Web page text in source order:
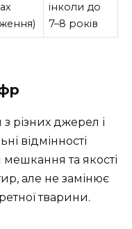
інколи до
7–8 років
різних джерел і
відмінності
та якості
але не замінює
тварини.